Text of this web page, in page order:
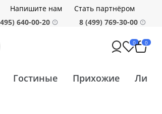
Напишите нам
Стать партнёром
640-00-20
8 (499) 769-30-00
0 0
Гостиные Прихожие